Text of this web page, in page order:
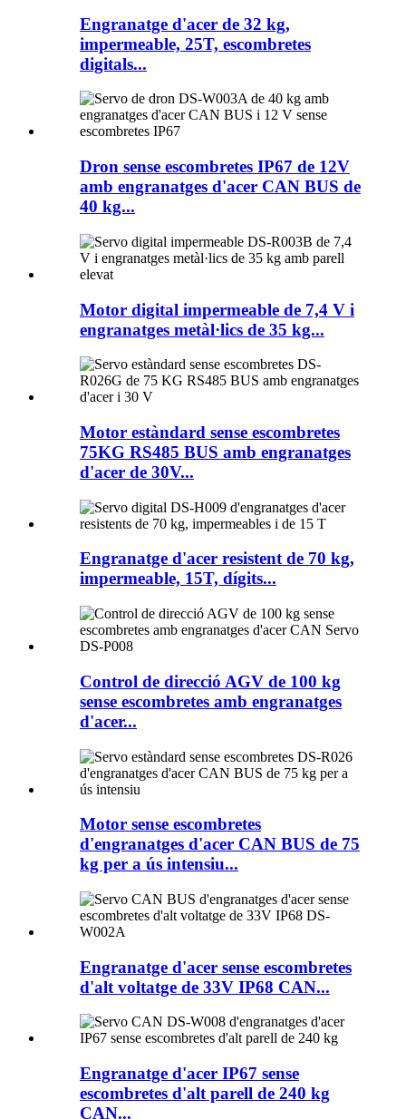
Engranatge d'acer de 32 kg,
impermeable, 25T, escombretes
digitals...
Dron sense escombretes IP67 de 12V
amb engranatges d'acer CAN BUS de
40 kg...
Motor digital impermeable de 7,4 V i
engranatges metàl·lics de 35 kg...
Motor estàndard sense escombretes
75KG RS485 BUS amb engranatges
d'acer de 30V...
Engranatge d'acer resistent de 70 kg,
impermeable, 15T, dígits...
Control de direcció AGV de 100 kg
sense escombretes amb engranatges
d'acer...
Motor sense escombretes
d'engranatges d'acer CAN BUS de 75
kg per a ús intensiu...
Engranatge d'acer sense escombretes
d'alt voltatge de 33V IP68 CAN...
Engranatge d'acer IP67 sense
escombretes d'alt parell de 240 kg
CAN...